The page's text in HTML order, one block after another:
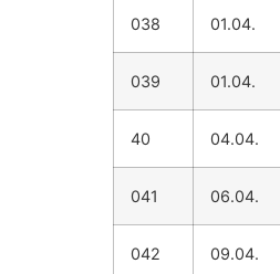
038 01.04.
039 01.04.
40 04.04.
041 06.04.
042 09.04.